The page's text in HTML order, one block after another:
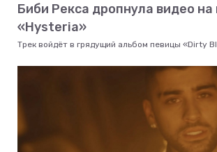
Биби Рекса дропнула видео
«Hysteria»
Трек войдёт в грядущий альбом певицы «Dirty